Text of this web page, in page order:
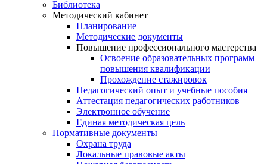
Библиотека
Методический кабинет
Планирование
Методические документы
Повышение профессионального мастерства
Освоение образовательных программ
повышения квалификации
Прохождение стажировок
Педагогический опыт и учебные пособия
Аттестация педагогических работников
Электронное обучение
Единая методическая цель
Нормативные документы
Охрана труда
Локальные правовые акты